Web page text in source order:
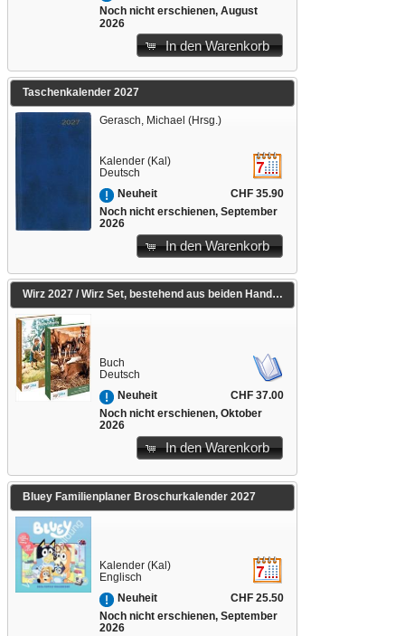
Noch nicht erschienen, August
2026
In den Warenkorb
Taschenkalender 2027
Gerasch, Michael (Hrsg.)
Kalender (Kal)
Deutsch
Neuheit
CHF 35.90
Noch nicht erschienen, September
2026
In den Warenkorb
Wirz 2027 / Wirz Set, bestehend aus beiden Handbüchern
Buch
Deutsch
Neuheit
CHF 37.00
Noch nicht erschienen, Oktober
2026
In den Warenkorb
Bluey Familienplaner Broschurkalender 2027
Kalender (Kal)
Englisch
Neuheit
CHF 25.50
Noch nicht erschienen, September
2026